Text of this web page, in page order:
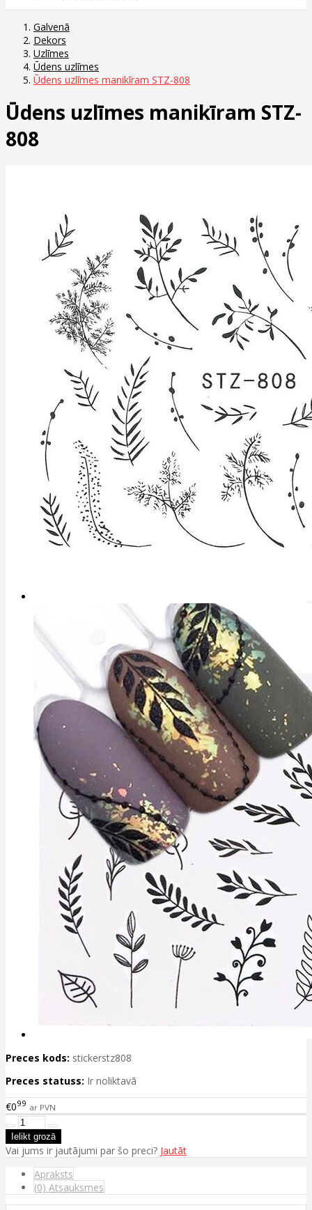
Galvenā
Dekors
Uzlīmes
Ūdens uzlīmes
Ūdens uzlīmes manikīram STZ-808
Ūdens uzlīmes manikīram STZ-
808
Preces kods: stickerstz808
Preces statuss: Ir noliktavā
€099 ar PVN
Vai jums ir jautājumi par šo preci? Jautāt
Apraksts
(0) Atsauksmes